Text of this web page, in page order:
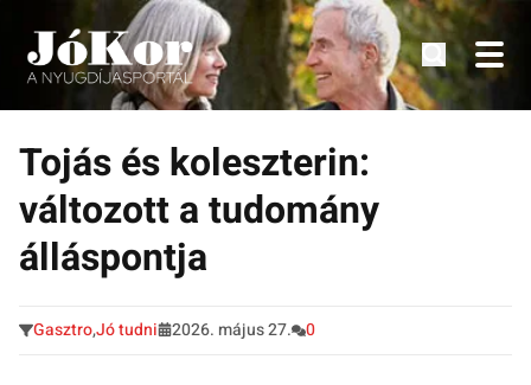
Tovább
tartalomra
Tudnivalók, érdekességek idősek számára.
Tojás és koleszterin:
változott a tudomány
álláspontja
Gasztro,Jó tudni 2026. május 27. 0